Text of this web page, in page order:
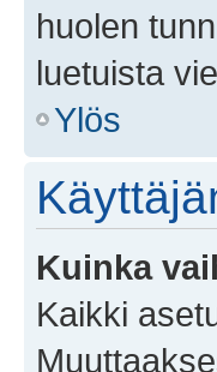
huolen
luetuista
Ylös
Kuinka
Kaikki